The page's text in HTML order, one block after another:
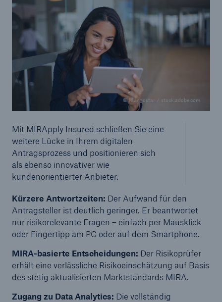
© Mangostar / stock.adobe.com
Mit MIRApply Insured schließen Sie eine
weitere Lücke in Ihrem digitalen
Antragsprozess und positionieren sich
als ebenso innovativer wie
kundenorientierter Anbieter.
Kürzere Antwortzeiten: Der Aufwand für den
Antragsteller ist deutlich geringer. Er beantwortet
nur risikorelevante Fragen – einfach per Mausklick
oder Fingertipp am PC oder auf dem Smartphone.
MIRA-basierte Entscheidungen: Der Risikoprüfer
erhält eine verlässliche Risikoeinschätzung auf Basis
des stetig aktualisierten Marktstandards MIRA.
Zugang zu Data Analytics: Die vollständig
50 %
Geschätzte globale wirtschaftliche Kosten der
Internetkriminalität
600 bn